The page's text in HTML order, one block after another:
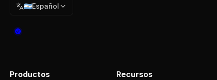
🇦🇷Español
Productos
Recursos